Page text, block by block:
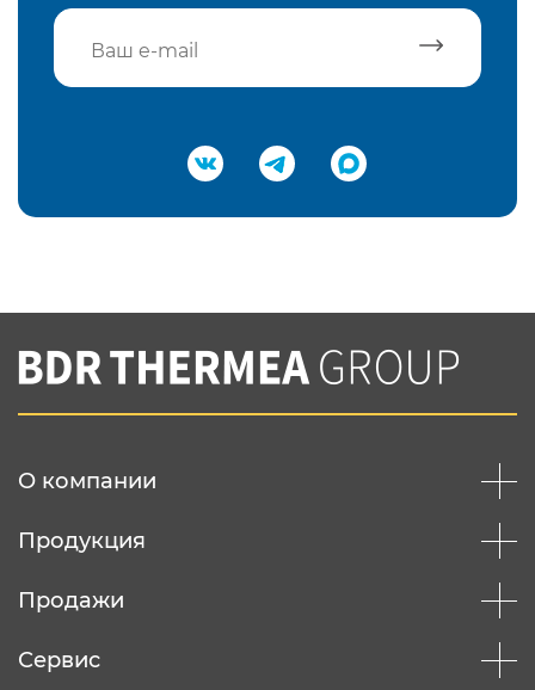
Подтвердить e-mail
Вы соглашаетесь с нашей политикой
конфеденциальности
О компании
Продукция
Продажи
Сервис